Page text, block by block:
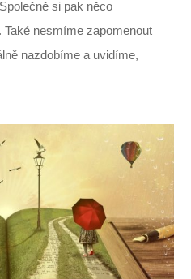
si pak něco
nesmíme zapomenout
nazdobíme a uvidíme,